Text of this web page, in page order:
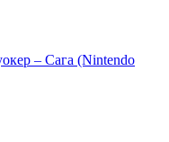
– Сага (Nintendo